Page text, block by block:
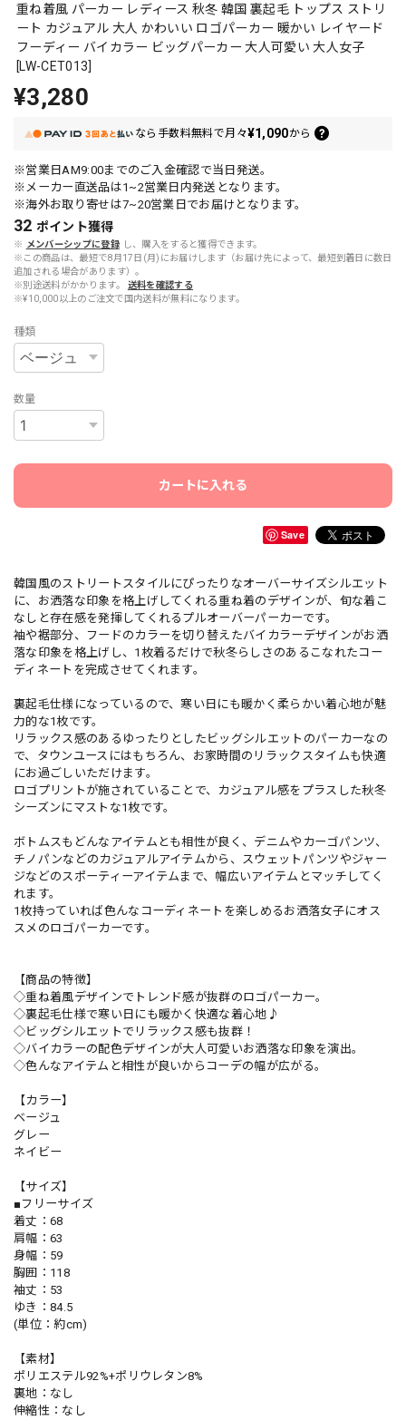
重ね着風 パーカー レディース 秋冬 韓国 裏起毛 トップス ストリ
ート カジュアル 大人 かわいい ロゴパーカー 暖かい レイヤード
フーディー バイカラー ビッグパーカー 大人可愛い 大人女子
[LW-CET013]
¥3,280
なら 手数料無料で月々¥1,090から
※営業日AM9:00までのご入金確認で当日発送。
※メーカー直送品は1~2営業日内発送となります。
※海外お取り寄せは7~20営業日でお届けとなります。
32 ポイント獲得
※ メンバーシップに登録 し、購入をすると獲得できます。
※この商品は、最短で8月17日(月)にお届けします（お届け先によって、最短到着日に数日
追加される場合があります）。
※別途送料がかかります。
送料を確認する
※¥10,000以上のご注文で国内送料が無料になります。
種類
数量
カートに入れる
Save
韓国風のストリートスタイルにぴったりなオーバーサイズシルエット
に、お洒落な印象を格上げしてくれる重ね着のデザインが、旬な着こ
なしと存在感を発揮してくれるプルオーバーパーカーです。
袖や裾部分、フードのカラーを切り替えたバイカラーデザインがお洒
落な印象を格上げし、1枚着るだけで秋冬らしさのあるこなれたコー
ディネートを完成させてくれます。
裏起毛仕様になっているので、寒い日にも暖かく柔らかい着心地が魅
力的な1枚です。
リラックス感のあるゆったりとしたビッグシルエットのパーカーなの
で、タウンユースにはもちろん、お家時間のリラックスタイムも快適
にお過ごしいただけます。
ロゴプリントが施されていることで、カジュアル感をプラスした秋冬
シーズンにマストな1枚です。
ボトムスもどんなアイテムとも相性が良く、デニムやカーゴパンツ、
チノパンなどのカジュアルアイテムから、スウェットパンツやジャー
ジなどのスポーティーアイテムまで、幅広いアイテムとマッチしてく
れます。
1枚持っていれば色んなコーディネートを楽しめるお洒落女子にオス
スメのロゴパーカーです。
【商品の特徴】
◇重ね着風デザインでトレンド感が抜群のロゴパーカー。
◇裏起毛仕様で寒い日にも暖かく快適な着心地♪
◇ビッグシルエットでリラックス感も抜群！
◇バイカラーの配色デザインが大人可愛いお洒落な印象を演出。
◇色んなアイテムと相性が良いからコーデの幅が広がる。
【カラー】
ベージュ
グレー
ネイビー
【サイズ】
■フリーサイズ
着丈：68
肩幅：63
身幅：59
胸囲：118
袖丈：53
ゆき：84.5
(単位：約cm)
【素材】
ポリエステル92%+ポリウレタン8%
裏地：なし
伸縮性：なし